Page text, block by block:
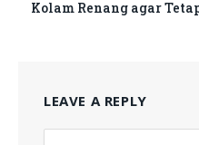
Kolam Renang agar
LEAVE A REPLY